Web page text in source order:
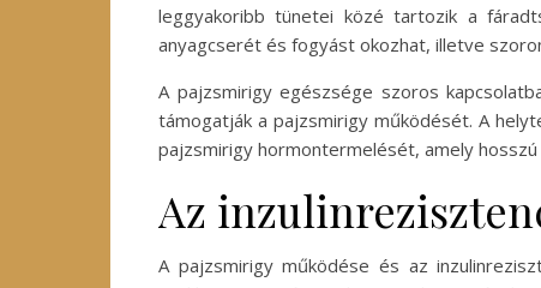
leggyakoribb tünetei közé tartozik a
anyagcserét és fogyást okozhat, illetve
A pajzsmirigy egészsége szoros
támogatják a pajzsmirigy működését. A
pajzsmirigy hormontermelését, amely hosszú
Az
A pajzsmirigy működése és az